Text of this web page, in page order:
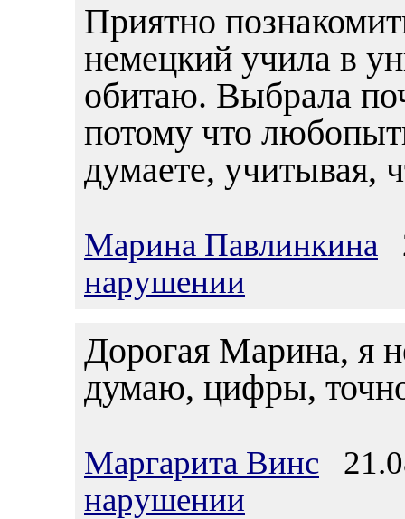
Приятно
немецкий учила в
обитаю. Выбрала
потому что
думаете, учитывая,
Марина Павлинкина
нарушении
Дорогая Марина, я
думаю, цифры,
Маргарита Винс
нарушении